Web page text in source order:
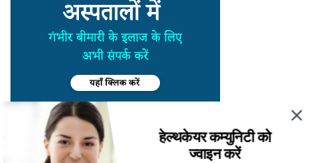
हेल्थकेयर कम्युनिटी को
ज्वाइन करें